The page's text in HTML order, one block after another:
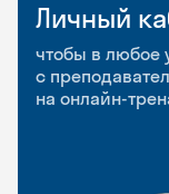
Личный
чтобы в любое
с
на онлайн-
чтобы
и когда удобно
и Talks
Групповые
и